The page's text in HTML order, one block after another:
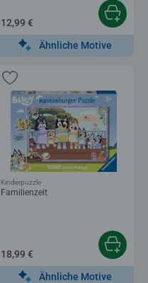
12,99 €
Ähnliche Motive
Familienzeit
Kinderpuzzle
18,99 €
Ähnliche Motive